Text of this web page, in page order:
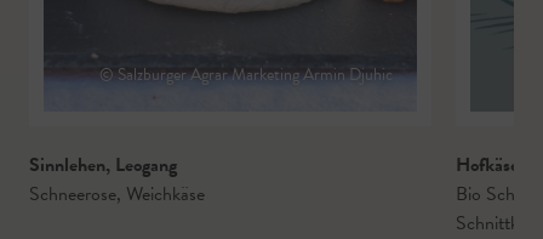
© Salzburger Agrar Marketing Armin Djuhic
Sinnlehen, Leogang
Schneerose, Weichkäse
Bio
Schnittkäse